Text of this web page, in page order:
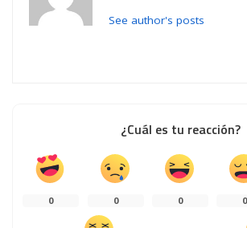
See author's posts
¿Cuál es tu reacción?
0 0 0 0